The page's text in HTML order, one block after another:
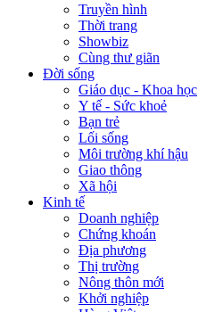
Truyền hình
Thời trang
Showbiz
Cùng thư giãn
Đời sống
Giáo dục - Khoa học
Y tế - Sức khoẻ
Bạn trẻ
Lối sống
Môi trường khí hậu
Giao thông
Xã hội
Kinh tế
Doanh nghiệp
Chứng khoán
Địa phương
Thị trường
Nông thôn mới
Khởi nghiệp